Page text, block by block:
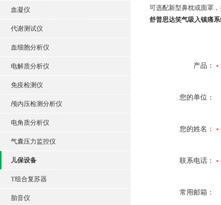
血凝仪
代谢测试仪
血细胞分析仪
电解质分析仪
免疫检测仪
颅内压检测分析仪
电角质分析仪
气囊压力监控仪
儿保设备
T组合复苏器
胎音仪
可选配新型鼻枕或面罩
舒普思达笑气吸入镇痛系
产品：
您的单位：
您的姓名：
联系电话：
常用邮箱：